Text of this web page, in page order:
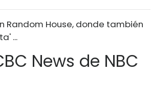
Random House, donde también
...
News de NBC